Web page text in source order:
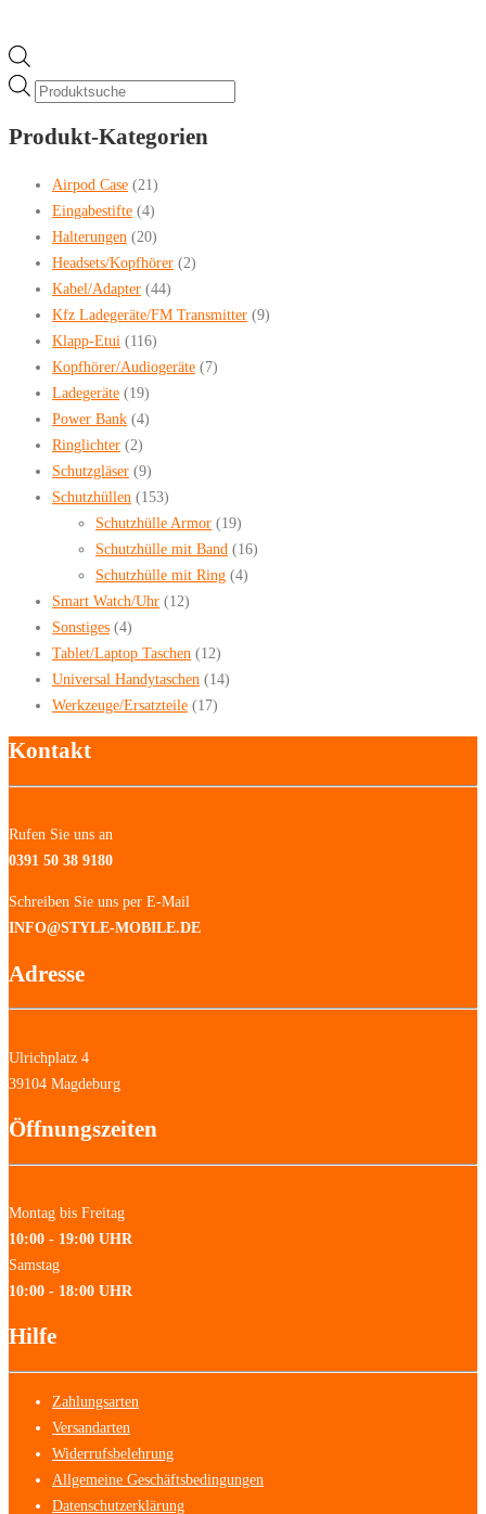
Products
Produkt-Kategorien
Airpod Case (21)
Eingabestifte (4)
Halterungen (20)
Headsets/Kopfhörer (2)
Kabel/Adapter (44)
Kfz Ladegeräte/FM Transmitter (9)
Klapp-Etui (116)
Kopfhörer/Audiogeräte (7)
Ladegeräte (19)
Power Bank (4)
Ringlichter (2)
Schutzgläser (9)
Schutzhüllen (153)
Schutzhülle Armor (19)
Schutzhülle mit Band (16)
Schutzhülle mit Ring (4)
Smart Watch/Uhr (12)
Sonstiges (4)
Tablet/Laptop Taschen (12)
Universal Handytaschen (14)
Werkzeuge/Ersatzteile (17)
Kontakt
Rufen Sie uns an
0391 50 38 9180
Schreiben Sie uns per E-Mail
INFO@STYLE-MOBILE.DE
Adresse
Ulrichplatz 4
39104 Magdeburg
Öffnungszeiten
Montag bis Freitag
10:00 - 19:00 UHR
Samstag
10:00 - 18:00 UHR
Hilfe
Zahlungsarten
Versandarten
Widerrufsbelehrung
Allgemeine Geschäftsbedingungen
Datenschutzerklärung